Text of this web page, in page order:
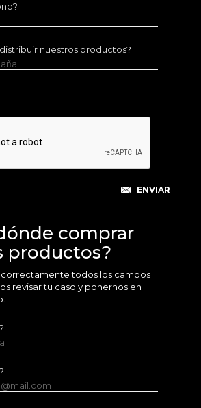
nuestros productos?
comprar
productos?
correctamente todos los campos
revisar tu caso y ponernos en